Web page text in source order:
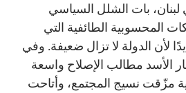
بات الشلل السياسي
المحسوبية الطائفية التي
لأن الدولة لا تزال ضعيفة. وفي
الأسد مطالب الإصلاح واسعة
مزّقت نسيج المجتمع، وأتاحت